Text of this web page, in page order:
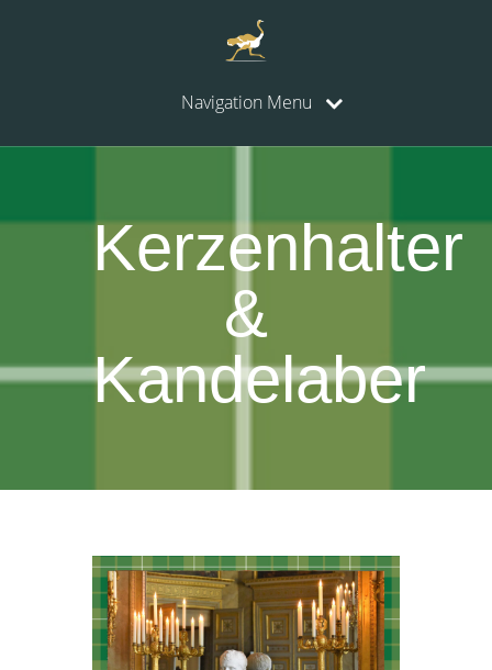
Navigation Menu
Kerzenhalter
&
Kandelaber